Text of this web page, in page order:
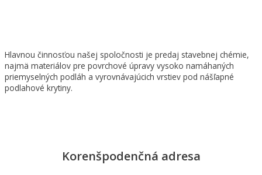
Hlavnou činnosťou našej spoločnosti je predaj stavebnej chémie,
najmä materiálov pre povrchové úpravy vysoko namáhaných
priemyselných podláh a vyrovnávajúcich vrstiev pod nášľapné
podlahové krytiny.
Korenšpodenčná adresa